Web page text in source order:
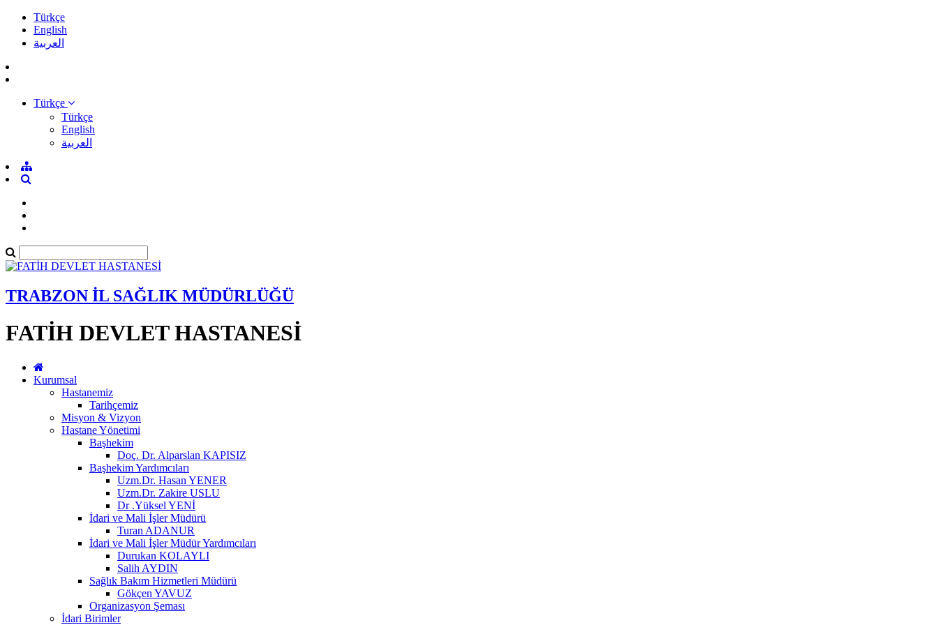
Türkçe
English
العربية
Türkçe
Türkçe
English
العربية
TRABZON İL SAĞLIK MÜDÜRLÜĞÜ
FATİH DEVLET HASTANESİ
Kurumsal
Hastanemiz
Tarihçemiz
Misyon & Vizyon
Hastane Yönetimi
Başhekim
Doç. Dr. Alparslan KAPISIZ
Başhekim Yardımcıları
Uzm.Dr. Hasan YENER
Uzm.Dr. Zakire USLU
Dr .Yüksel YENİ
İdari ve Mali İşler Müdürü
Turan ADANUR
İdari ve Mali İşler Müdür Yardımcıları
Durukan KOLAYLI
Salih AYDIN
Sağlık Bakım Hizmetleri Müdürü
Gökçen YAVUZ
Organizasyon Şeması
İdari Birimler